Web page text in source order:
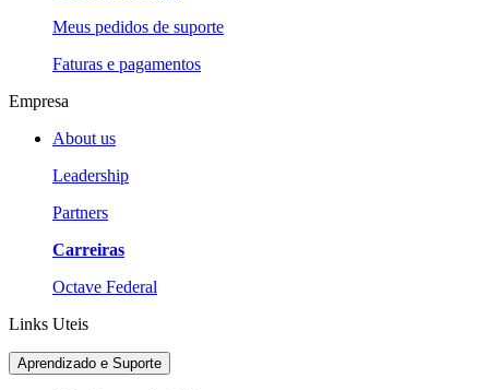
Meus pedidos de suporte
Faturas e pagamentos
Empresa
About us
Leadership
Partners
Carreiras
Octave Federal
Links Uteis
Aprendizado e Suporte